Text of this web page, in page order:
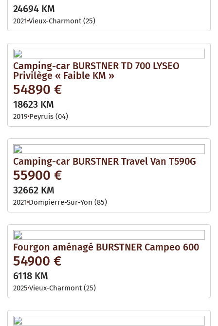
24694 KM
2021 Vieux-Charmont (25)
Camping-car BURSTNER TD 700 LYSEO
Privilège « Faible KM »
54890 €
18623 KM
2019 Peyruis (04)
Camping-car BURSTNER Travel Van T590G
55900 €
32662 KM
2021 Dompierre-Sur-Yon (85)
Fourgon aménagé BURSTNER Campeo 600
54900 €
6118 KM
2025 Vieux-Charmont (25)